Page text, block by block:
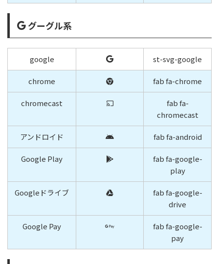
グーグル系
google st-svg-google
chrome fab fa-chrome
chromecast
fab fa-
chromecast
アンドロイド fab fa-android
Google Play
fab fa-google-
play
Googleドライブ
fab fa-google-
drive
Google Pay
fab fa-google-
pay